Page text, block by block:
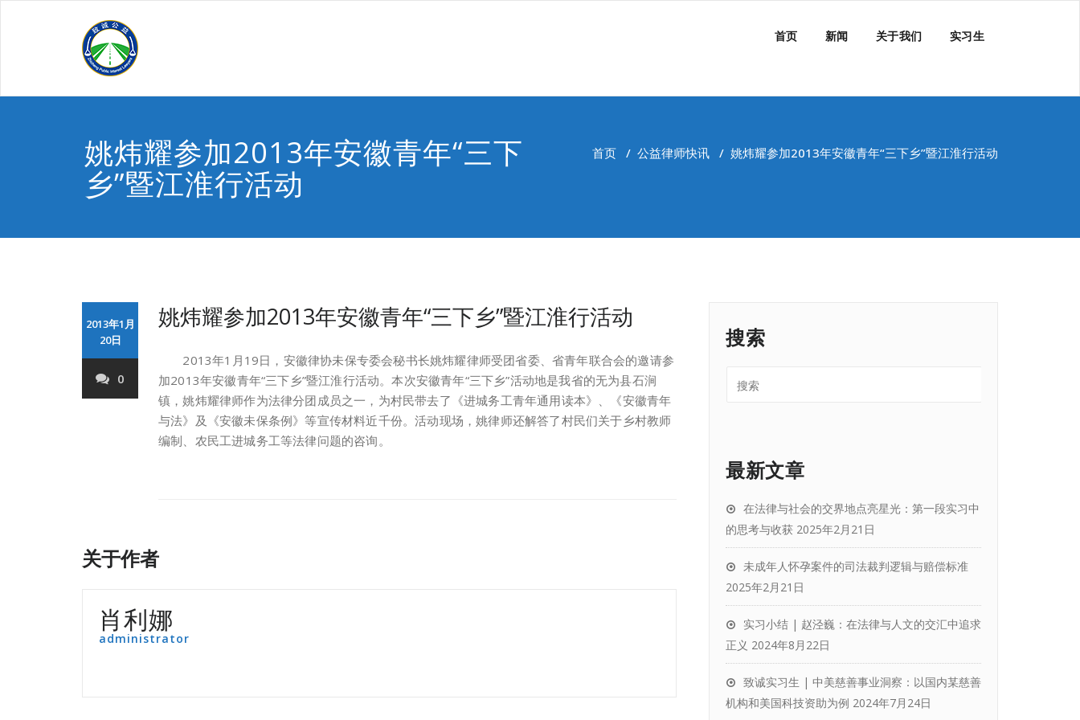
首页 新闻 关于我们 实习生
姚炜耀参加2013年安徽青年“三下
乡”暨江淮行活动
首页 / 公益律师快讯 / 姚炜耀参加2013年安徽青年“三下乡”暨江淮行活动
2013年1月
20日
0
姚炜耀参加2013年安徽青年“三下乡”暨江淮行活动
2013年1月19日，安徽律协未保专委会秘书长姚炜耀律师受团省委、省青年联合会的邀请参
加2013年安徽青年“三下乡”暨江淮行活动。本次安徽青年“三下乡”活动地是我省的无为县石涧
镇，姚炜耀律师作为法律分团成员之一，为村民带去了《进城务工青年通用读本》、《安徽青年
与法》及《安徽未保条例》等宣传材料近千份。活动现场，姚律师还解答了村民们关于乡村教师
编制、农民工进城务工等法律问题的咨询。
关于作者
肖利娜
administrator
搜索
最新文章
在法律与社会的交界地点亮星光：第一段实习中
的思考与收获 2025年2月21日
未成年人怀孕案件的司法裁判逻辑与赔偿标准
2025年2月21日
实习小结 | 赵泾巍：在法律与人文的交汇中追求
正义 2024年8月22日
致诚实习生 | 中美慈善事业洞察：以国内某慈善
机构和美国科技资助为例 2024年7月24日